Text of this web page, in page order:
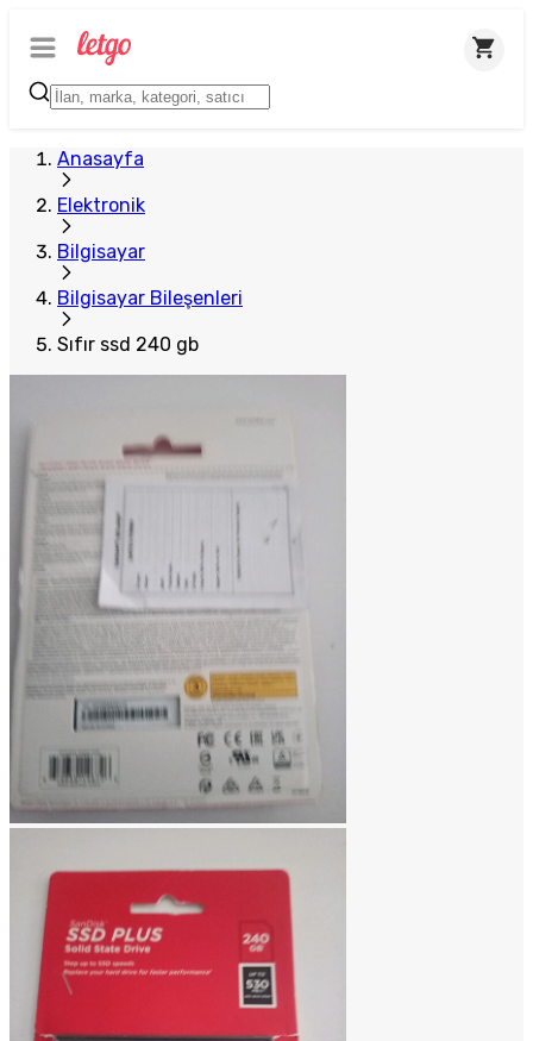
Anasayfa
Elektronik
Bilgisayar
Bilgisayar Bileşenleri
Sıfır ssd 240 gb